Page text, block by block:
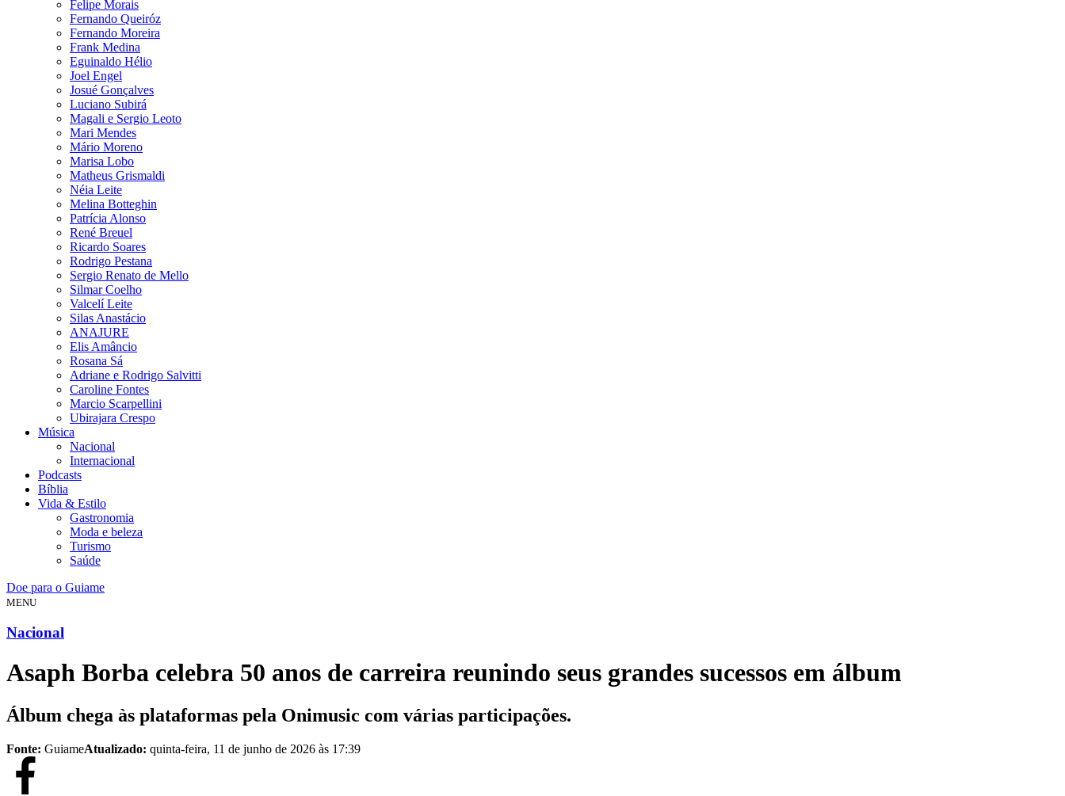
Felipe Morais
Fernando Queiróz
Fernando Moreira
Frank Medina
Eguinaldo Hélio
Joel Engel
Josué Gonçalves
Luciano Subirá
Magali e Sergio Leoto
Mari Mendes
Mário Moreno
Marisa Lobo
Matheus Grismaldi
Néia Leite
Melina Botteghin
Patrícia Alonso
René Breuel
Ricardo Soares
Rodrigo Pestana
Sergio Renato de Mello
Silmar Coelho
Valcelí Leite
Silas Anastácio
ANAJURE
Elis Amâncio
Rosana Sá
Adriane e Rodrigo Salvitti
Caroline Fontes
Marcio Scarpellini
Ubirajara Crespo
Música
Nacional
Internacional
Podcasts
Bíblia
Vida & Estilo
Gastronomia
Moda e beleza
Turismo
Saúde
Doe para o Guiame
MENU
Nacional
Asaph Borba celebra 50 anos de carreira reunindo seus grandes sucessos em álbum
Álbum chega às plataformas pela Onimusic com várias participações.
Fonte: GuiameAtualizado: quinta-feira, 11 de junho de 2026 às 17:39